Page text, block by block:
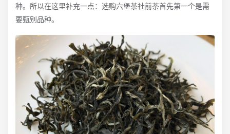
种。所以在这里补充一点：选购六堡茶社前茶首先第一个是需
要甄别品种。